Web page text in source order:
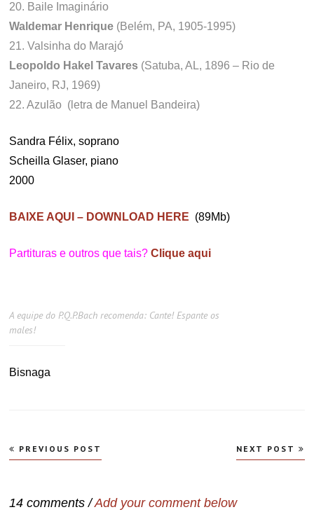
20. Baile Imaginário
Waldemar Henrique (Belém, PA, 1905-1995)
21. Valsinha do Marajó
Leopoldo Hakel Tavares (Satuba, AL, 1896 – Rio de
Janeiro, RJ, 1969)
22. Azulão (letra de Manuel Bandeira)
Sandra Félix, soprano
Scheilla Glaser, piano
2000
BAIXE AQUI – DOWNLOAD HERE (89Mb)
Partituras e outros que tais? Clique aqui
A equipe do P.Q.P.Bach recomenda: Cante! Espante os
males!
Bisnaga
Navegação
de
PREVIOUS POST NEXT POST
14 comments /Add your comment below